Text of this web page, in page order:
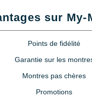
sur My-
Points de fidélité
Garantie sur les
Montres pas chères
Promotions